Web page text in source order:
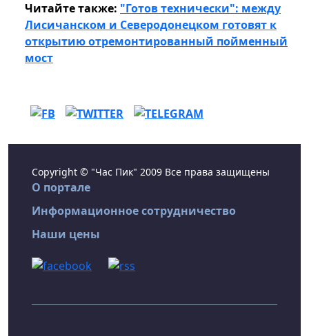
Читайте также: "Готов технически": между
Лисичанском и Северодонецком готовят к
открытию отремонтированный пойменный
мост
Copyright © "Час Пик" 2009 Все права защищены
О портале
Информационное сотрудничество
Наши цены